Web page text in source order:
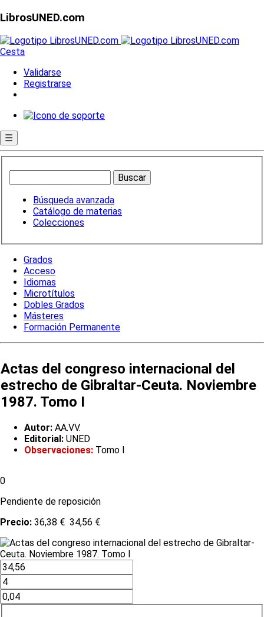
LibrosUNED.com
Cesta
Validarse
Registrarse
☰
Búsqueda avanzada
Catálogo de materias
Colecciones
Grados
Acceso
Idiomas
Microtítulos
Dobles Grados
Másteres
Formación Permanente
Actas del congreso internacional del
estrecho de Gibraltar-Ceuta. Noviembre
1987. Tomo I
Autor: AA.VV.
Editorial: UNED
Observaciones: Tomo I
0
Pendiente de reposición
Precio: 36,38 € 34,56 €